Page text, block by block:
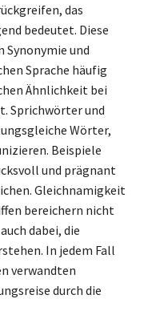
das
bedeutet. Diese
Synonymie und
Sprache häufig
Ähnlichkeit bei
Sprichwörter und
Wörter,
Beispiele
und prägnant
Gleichnamigkeit
bereichern nicht
dabei, die
In jedem Fall
verwandten
durch die